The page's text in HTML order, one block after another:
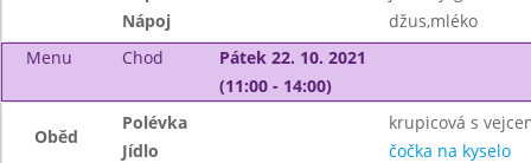
Nápoj
džus,mléko
Menu
Chod
Pátek 22. 10. 2021
(11:00 - 14:00)
Oběd
Polévka
krupicová s
Jídlo
čočka na kyselo